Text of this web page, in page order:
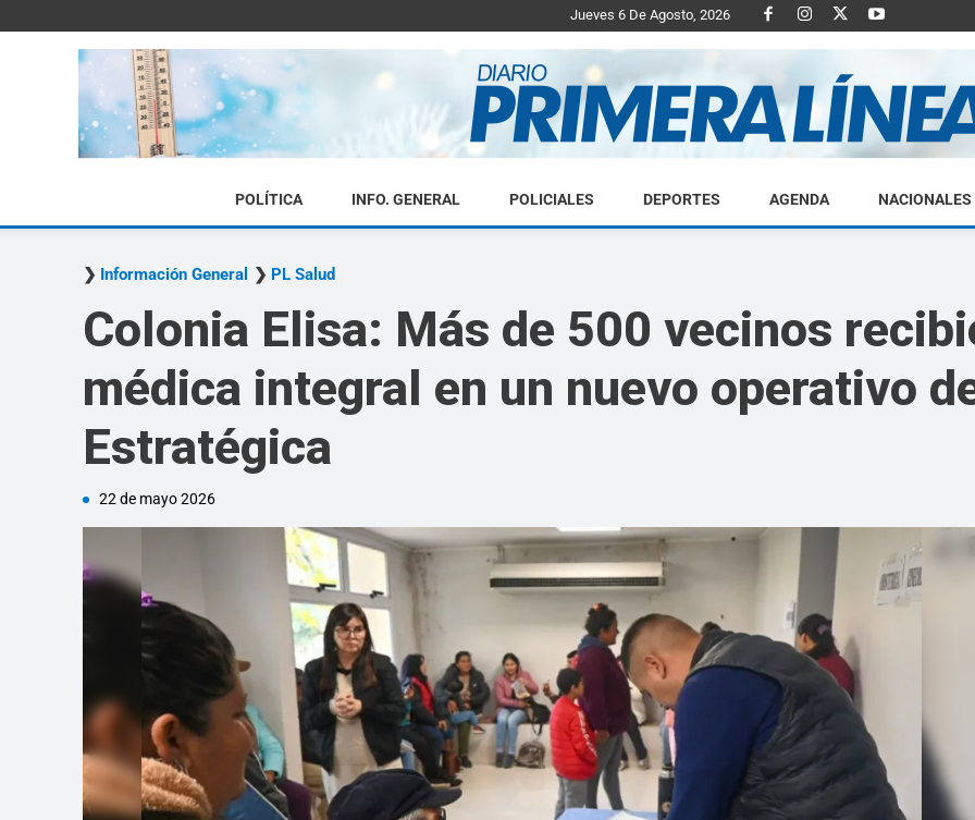
Jueves 6 De Agosto, 2026
Diario
POLÍTICA INFO. GENERAL POLICIALES DEPORTES AGENDA NACIONALES
Información General PL Salud
Colonia Elisa: Más de 500 vecinos
médica integral en un nuevo operativo
Estratégica
22 de mayo 2026